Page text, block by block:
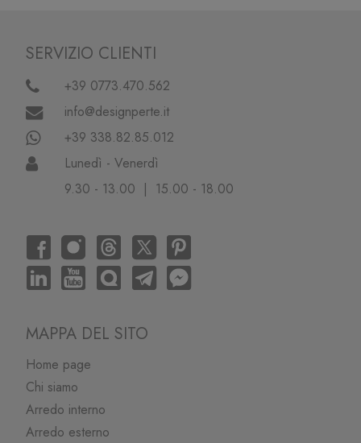
SERVIZIO CLIENTI
+39 0773.470.562
info@designperte.it
+39 338.82.85.012
Lunedì - Venerdì
9.30 - 13.00 | 15.00 - 18.00
MAPPA DEL SITO
Home page
Chi siamo
Arredo interno
Arredo esterno